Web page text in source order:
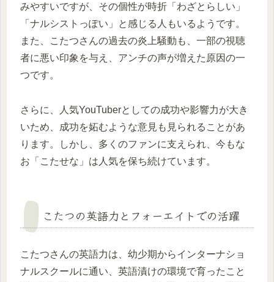
みやすいですが、その個性が時折「わざとらしい」
「ナルシストっぽい」と感じる人もいるようです。
また、こたつさんの過去の炎上騒動も、一部の視聴
者に悪い印象を与え、アンチの声が増えた原因の一
つです。
さらに、人気YouTuberとしての成功や影響力が大き
いため、成功を妬むような意見も見られることがあ
ります。しかし、多くのファンに支えられ、今もな
お「こたせな」は人気を保ち続けています。
こたつの英語力とフォーエイトでの活躍
こたつさんの英語力は、幼少期からインターナショ
ナルスクールに通い、英語漬けの環境で育ったこと